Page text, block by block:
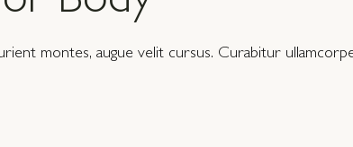
montes, augue velit cursus. Curabitur